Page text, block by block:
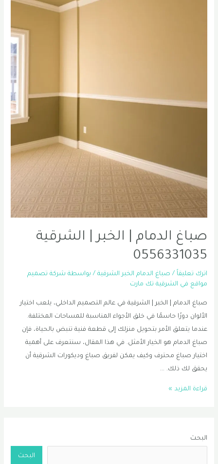
صباغ الدمام | الخبر | الشرقية
0556331035
اترك تعليقاً / صباغ الدمام الخبر الشرقية / بواسطة شركة تصميم
مواقع في الشرقية تك مارت
صباغ الدمام | الخبر | الشرقية في عالم التصميم الداخلي، يلعب اختيار
الألوان دورًا حاسمًا في خلق الأجواء المناسبة للمساحات المختلفة.
عندما يتعلق الأمر بتحويل منزلك إلى قطعة فنية تنبض بالحياة، فإن
صباغ الدمام هو الخيار الأمثل. في هذا المقال، سنتعرف على أهمية
اختيار صباغ محترف وكيف يمكن لفريق صباغ وديكورات الشرقية أن
يحقق لك ذلك. …
صباغ
|
قراءة المزيد »
البحث
البحث